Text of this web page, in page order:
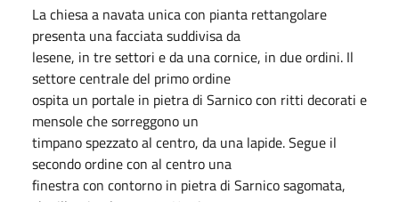
La chiesa a navata unica con pianta rettangolare
presenta una facciata suddivisa da
lesene, in tre settori e da una cornice, in due ordini. Il
settore centrale del primo ordine
ospita un portale in pietra di Sarnico con ritti decorati e
mensole che sorreggono un
timpano spezzato al centro, da una lapide. Segue il
secondo ordine con al centro una
finestra con contorno in pietra di Sarnico sagomata,